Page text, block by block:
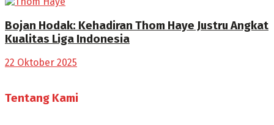
Bojan Hodak: Kehadiran Thom Haye Justru Angkat
Kualitas Liga Indonesia
22 Oktober 2025
Tentang Kami